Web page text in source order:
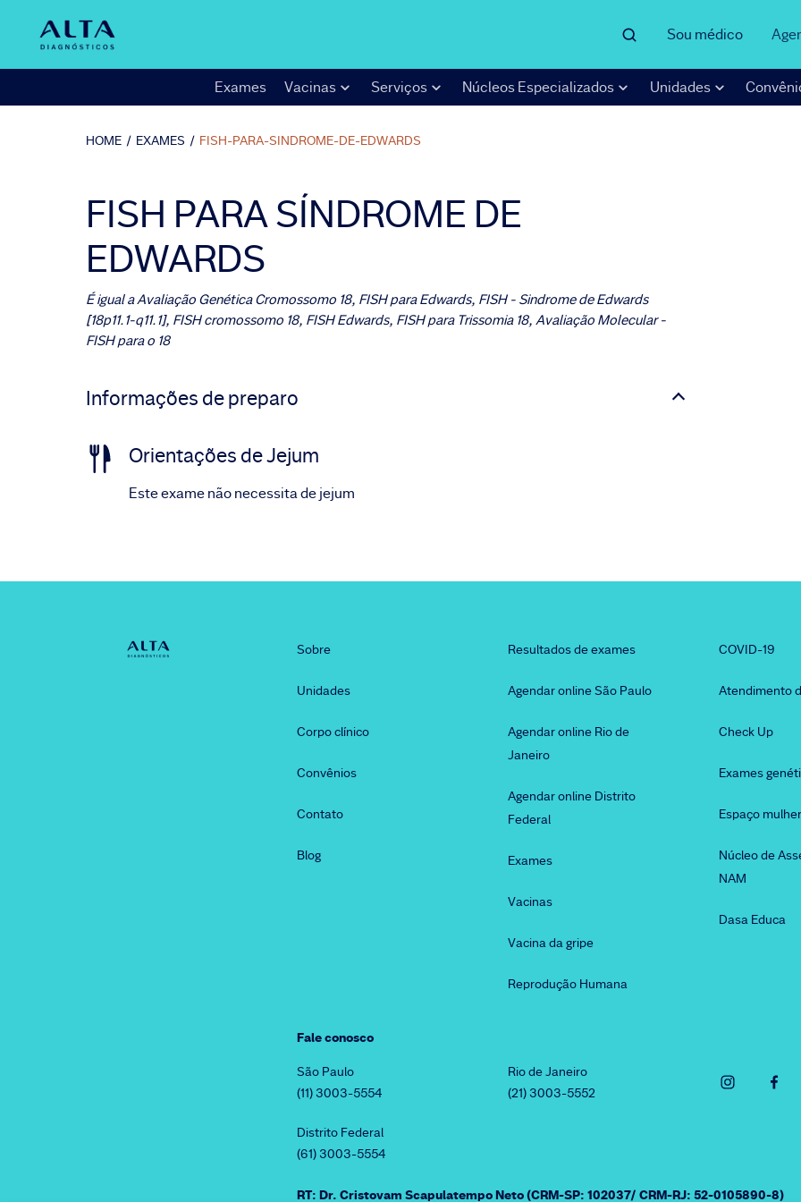
Sou médico
Exames Vacinas Serviços Núcleos Especializados Unidades
HOME / EXAMES / FISH-PARA-SINDROME-DE-EDWARDS
FISH PARA SÍNDROME DE
EDWARDS
É igual aAvaliação Genética Cromossomo 18, FISH para Edwards, FISH - Sindrome de Edwards
[18p11.1-q11.1], FISH cromossomo 18, FISH Edwards, FISH para Trissomia 18, Avaliação Molecular -
FISH para o 18
Informações de preparo
Orientações de Jejum
Este exame não necessita de jejum
Sobre
Unidades
Corpo clínico
Convênios
Contato
Blog
Resultados de exames
Agendar online São Paulo
Agendar online Rio de
Janeiro
Agendar online Distrito
Federal
Exames
Vacinas
Vacina da gripe
Reprodução Humana
COVID-19
Atendimento
Check Up
Exames
Espaço mulher
Núcleo de
NAM
Dasa Educa
Fale conosco
São Paulo
(11) 3003-5554
Rio de Janeiro
(21) 3003-5552
Distrito Federal
(61) 3003-5554
RT: Dr. Cristovam Scapulatempo Neto (CRM-SP: 102037/ CRM-RJ: 52-0105890-8)